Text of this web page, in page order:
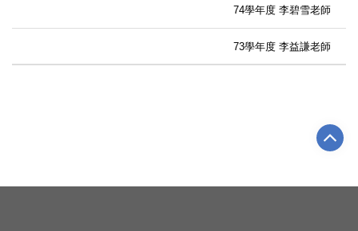
74學年度 李碧雪老師
73學年度 李益謙老師